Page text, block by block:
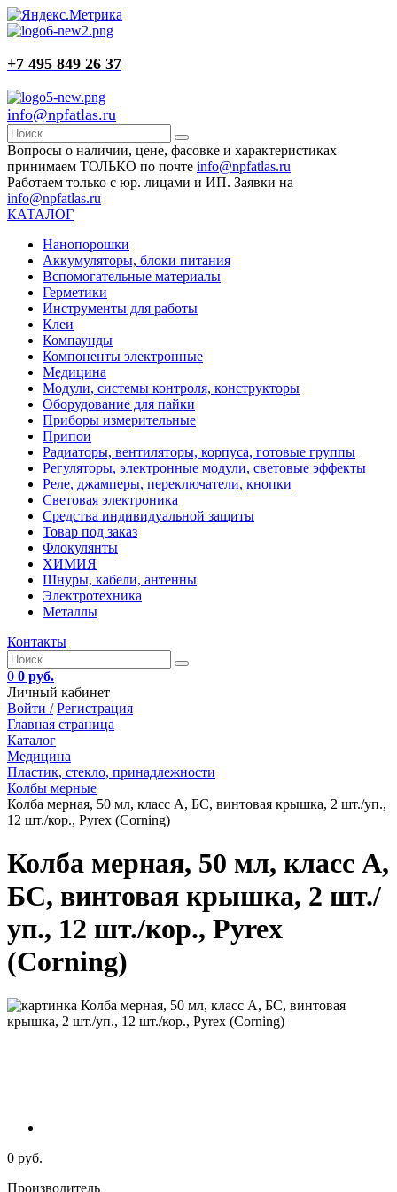
+7 495 849 26 37
info@npfatlas.ru
Вопросы о наличии, цене, фасовке и характеристиках
принимаем ТОЛЬКО по почте info@npfatlas.ru
Работаем только с юр. лицами и ИП. Заявки на
info@npfatlas.ru
КАТАЛОГ
Нанопорошки
Аккумуляторы, блоки питания
Вспомогательные материалы
Герметики
Инструменты для работы
Клеи
Компаунды
Компоненты электронные
Медицина
Модули, системы контроля, конструкторы
Оборудование для пайки
Приборы измерительные
Припои
Радиаторы, вентиляторы, корпуса, готовые группы
Регуляторы, электронные модули, световые эффекты
Реле, джамперы, переключатели, кнопки
Световая электроника
Средства индивидуальной защиты
Товар под заказ
Флокулянты
ХИМИЯ
Шнуры, кабели, антенны
Электротехника
Металлы
Контакты
0 0 руб.
Личный кабинет
Войти / Регистрация
Главная страница
Каталог
Медицина
Пластик, стекло, принадлежности
Колбы мерные
Колба мерная, 50 мл, класс А, БС, винтовая крышка, 2 шт./уп.,
12 шт./кор., Pyrex (Corning)
Колба мерная, 50 мл, класс А,
БС, винтовая крышка, 2 шт./
уп., 12 шт./кор., Pyrex
(Corning)
0 руб.
Производитель